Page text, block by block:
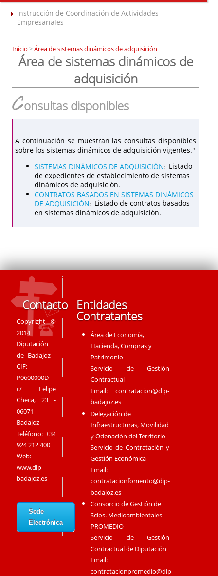
Instrucción de Coordinación de Actividades
Empresariales
Inicio >Área de sistemas dinámicos de adquisición
Área de sistemas dinámicos de
adquisición
Consultas disponibles
A continuación se muestran las consultas disponibles
sobre los sistemas dinámicos de adquisición vigentes."
SISTEMAS DINÁMICOS DE ADQUISICIÓN: Listado
de expedientes de establecimiento de sistemas
dinámicos de adquisición.
CONTRATOS BASADOS EN SISTEMAS DINÁMICOS
DE ADQUISICIÓN: Listado de contratos basados
en sistemas dinámicos de adquisición.
Contacto
Copyright ©
2014
Diputación
de Badajoz -
CIF:
P0600000D
c/ Felipe
Checa, 23 -
06071
Badajoz
Teléfono: +34
924 212 400
Web:
www.dip-
badajoz.es
Sede
Electrónica
Entidades
Contratantes
Área de Economía,
Hacienda, Compras y
Patrimonio
Servicio de Gestión
Contractual
Email:contratacion@dip-
badajoz.es
Delegación de
Infraestructuras, Movilidad
y Odenación del Territorio
Servicio de Contratación y
Gestión Económica
Email:
contratacionfomento@dip-
badajoz.es
Consorcio de Gestión de
Scios. Medioambientales
PROMEDIO
Servicio de Gestión
Contractual de Diputación
Email:
contratacionpromedio@dip-